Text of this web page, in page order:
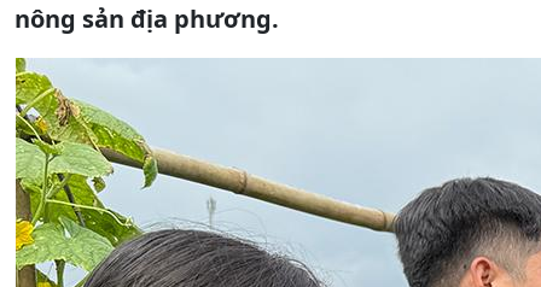
nông sản địa phương.